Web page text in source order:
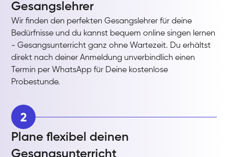
Gesangslehrer
Wir finden den perfekten Gesangslehrer für deine
Bedürfnisse und du kannst bequem online singen lernen
- Gesangsunterricht ganz ohne Wartezeit. Du erhältst
direkt nach deiner Anmeldung unverbindlich einen
Termin per WhatsApp für Deine kostenlose
Probestunde.
2
Plane flexibel deinen
Gesangsunterricht